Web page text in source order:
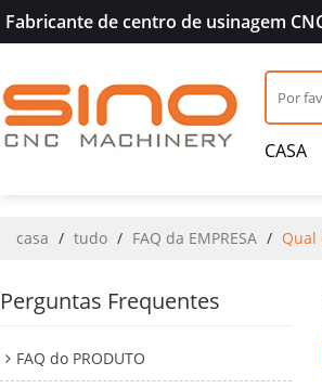
Fabricante de centro de usinagem
CASA
casa / tudo / FAQ da EMPRESA / Qual
Perguntas Frequentes
FAQ do PRODUTO